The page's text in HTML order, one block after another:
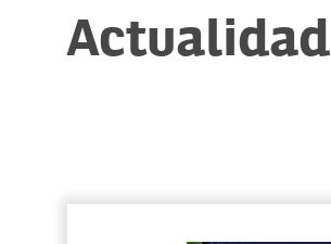
Actualidad